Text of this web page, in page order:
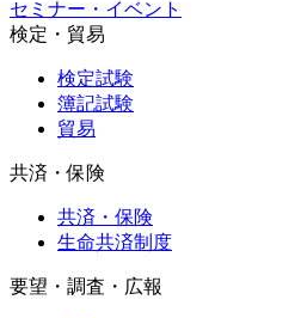
セミナー・イベント
検定・貿易
検定試験
簿記試験
貿易
共済・保険
共済・保険
生命共済制度
要望・調査・広報